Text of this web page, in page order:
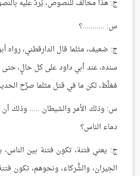
ج: هذا مخالفٌ للنصوص، يُردُّ عليه
س: ...........؟
ج: ضعيف، مثلما قال الدارقطني، رواه
سنده، عند أبي داود على كل حالٍ،
مُغلَّظ، لكن ما في قتل مثلما صرَّح
س: وذلك الأمر والشيطان ..... وذلك أن
دماء الناس؟
ج: يعني فتنة، تكون فتنة بين الناس،
الجيران، والشُّركاء، ونحوهم، تكون